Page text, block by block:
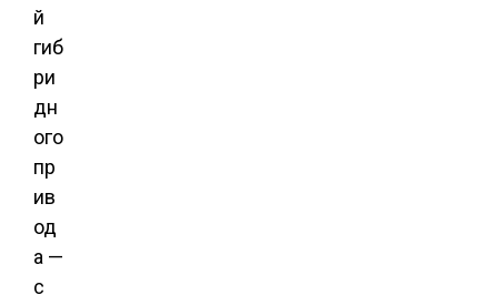
й
гиб
ри
дн
ого
пр
ив
од
а —
с